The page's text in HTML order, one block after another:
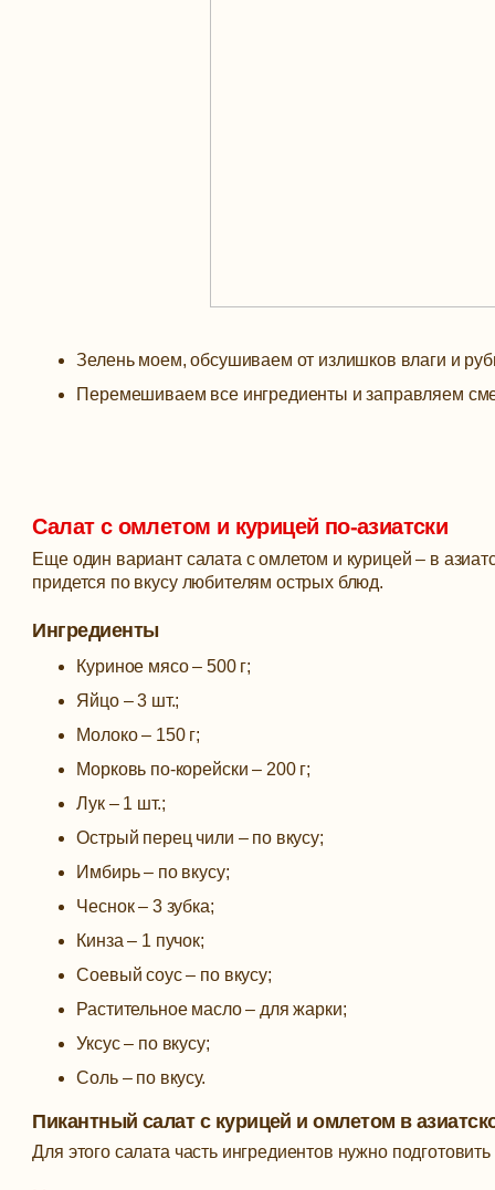
Зелень моем, обсушиваем от излишков влаги и
Перемешиваем все ингредиенты и заправляем
Салат с омлетом и курицей по-азиатски
Еще один вариант салата с омлетом и курицей – в
придется по вкусу любителям острых блюд.
Ингредиенты
Куриное мясо – 500 г;
Яйцо – 3 шт.;
Молоко – 150 г;
Морковь по-корейски – 200 г;
Лук – 1 шт.;
Острый перец чили – по вкусу;
Имбирь – по вкусу;
Чеснок – 3 зубка;
Кинза – 1 пучок;
Соевый соус – по вкусу;
Растительное масло – для жарки;
Уксус – по вкусу;
Соль – по вкусу.
Пикантный салат с курицей и омлетом в
Для этого салата часть ингредиентов нужно